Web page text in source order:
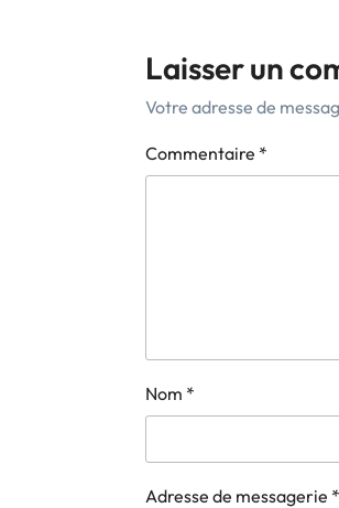
Laisser un
Votre adresse de
Commentaire *
Nom *
Adresse de messagerie *